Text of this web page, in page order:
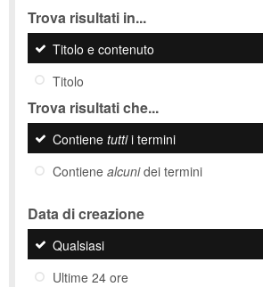
Trova risultati in...
Titolo e contenuto
Titolo
Trova risultati che...
Contiene tuttii termini
Contiene alcunidei termini
Data di creazione
Qualsiasi
Ultime 24 ore